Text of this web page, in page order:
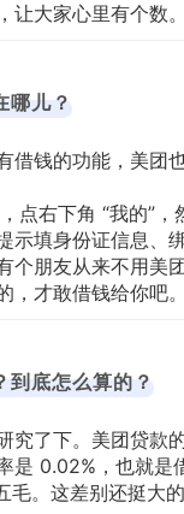
大家心里有个数。
哪儿？
借钱的功能，美团
点右下角 “我的”
示填身份证信息、
个朋友从来不用美
才敢借钱给你吧。
到底怎么算的？
究了下。美团贷款
是 0.02%，也就
。这差别还挺大